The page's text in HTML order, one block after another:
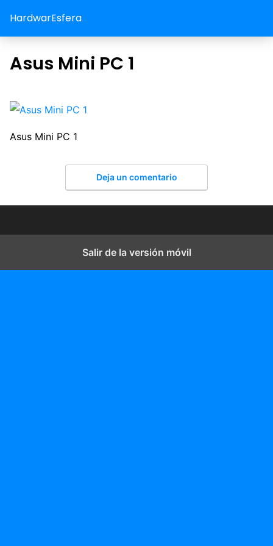
HardwarEsfera
Asus Mini PC 1
Asus Mini PC 1
Deja un comentario
Salir de la versión móvil